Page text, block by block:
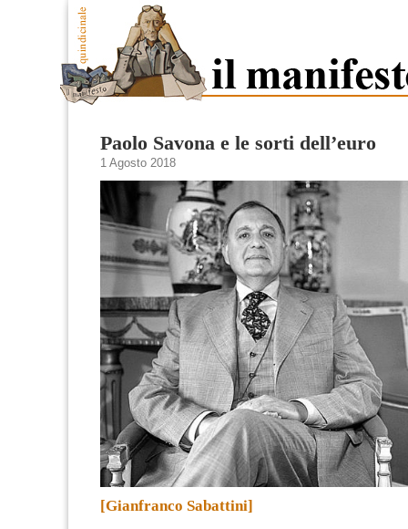
Paolo Savona e le sorti dell’euro
1 Agosto 2018
[Gianfranco Sabattini]